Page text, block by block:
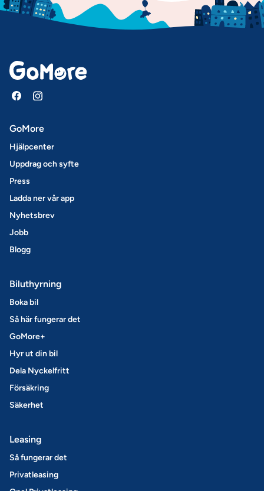
GoMore
Hjälpcenter
Uppdrag och syfte
Press
Ladda ner vår app
Nyhetsbrev
Jobb
Blogg
Biluthyrning
Boka bil
Så här fungerar det
GoMore+
Hyr ut din bil
Dela Nyckelfritt
Försäkring
Säkerhet
Leasing
Så fungerar det
Privatleasing